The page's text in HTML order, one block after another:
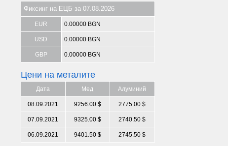
Фиксинг на ЕЦБ за 07.08.2026
EUR 0.00000 BGN
USD 0.00000 BGN
GBP 0.00000 BGN
Цени на металите
Дата Мед Алуминий
08.09.2021 9256.00 $ 2775.00 $
07.09.2021 9325.00 $ 2740.50 $
06.09.2021 9401.50 $ 2745.50 $